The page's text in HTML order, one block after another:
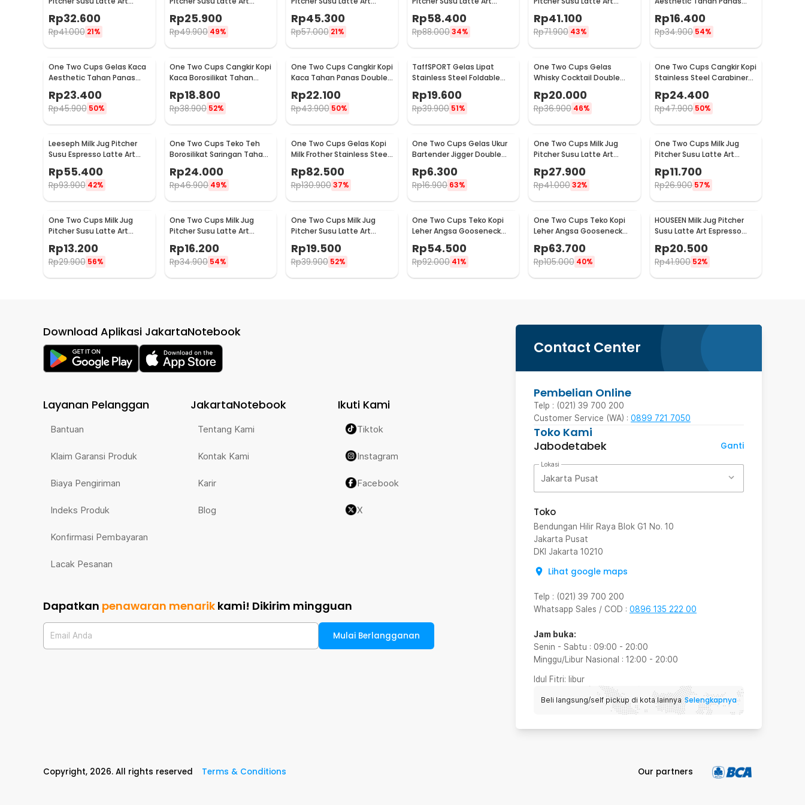
Espresso Stainless Steel
350ml - J068
Rp32.600
Rp41.000 21%
150ml - J068
Rp25.900
Rp49.900 49%
Espresso Stainless Steel
600ml - J068
Rp45.300
Rp57.000 21%
Espresso Stainless Steel
900ml - J068
Rp58.400
Rp88.00034%
350ml - 10084
Rp41.100
Rp71.900 43%
Double Wall Glass 250ml -
PLY1704
Rp16.400
Rp34.900 54%
One Two Cups Gelas Kaca
Aesthetic Tahan Panas
Double Wall Glass 433ml -
PLY1704
Rp23.400
Rp45.900 50%
One Two Cups Cangkir Kopi
Kaca Borosilikat Tahan
Panas Double Wall Cup
160ml
Rp18.800
Rp38.900 52%
One Two Cups Cangkir Kopi
Kaca Tahan Panas Double
Rp22.100
Rp43.900 50%
TaffSPORT Gelas Lipat
Stainless Steel Foldable
Cup Carabiner 240ml -
F180
Rp19.600
Rp39.900 51%
One Two Cups Gelas
Whisky Cocktail Double
- SG-02
Rp20.000
Rp36.900 46%
One Two Cups Cangkir Kopi
Stainless Steel Carabiner
Rp24.400
Rp47.900 50%
Leeseph Milk Jug Pitcher
Susu Espresso Latte Art
2016
Rp55.400
Rp93.900 42%
One Two Cups Teko Teh
Borosilikat Saringan Tahan
757
Rp24.000
Rp46.900 49%
One Two Cups Gelas Kopi
Milk Frother Stainless Steel
400ml - WZ0011
Rp82.500
Rp130.900 37%
One Two Cups Gelas Ukur
Bartender Jigger Double
Shot 15ml and 30ml - LE2
Rp6.300
Rp16.900 63%
One Two Cups Milk Jug
Pitcher Susu Latte Art
200ml - J068
Rp27.900
Rp41.000 32%
One Two Cups Milk Jug
Pitcher Susu Latte Art
1oz - S06HG
Rp11.700
Rp26.900 57%
One Two Cups Milk Jug
Pitcher Susu Latte Art
Espresso Stainless Steel
1.5oz - S06HG
Rp13.200
Rp29.900 56%
One Two Cups Milk Jug
Pitcher Susu Latte Art
Espresso Stainless Steel
3oz - S06HG
Rp16.200
Rp34.900 54%
One Two Cups Milk Jug
Pitcher Susu Latte Art
5oz - S06HG
Rp19.500
Rp39.900 52%
One Two Cups Teko Kopi
Leher Angsa Gooseneck
- AA049
Rp54.500
Rp92.000 41%
One Two Cups Teko Kopi
Leher Angsa Gooseneck
Pour Over Drip Kettle 350ml
- AA049
Rp63.700
Rp105.000 40%
HOUSEEN Milk Jug Pitcher
Susu Latte Art Espresso
DL060
Rp20.500
Rp41.900 52%
Contact Center
Pembelian Online
Telp : (021) 39 700 200
Customer Service (WA) : 0899 721 7050
Toko Kami
Jabodetabek
Ganti
Lokasi
Jakarta Pusat
Toko
Bendungan Hilir Raya Blok G1 No. 10
Jakarta Pusat
DKI Jakarta 10210
Lihat google maps
Telp : (021) 39 700 200
Whatsapp Sales / COD : 0896 135 222 00
Jam buka:
Senin - Sabtu : 09:00 - 20:00
Minggu/Libur Nasional : 12:00 - 20:00
Idul Fitri: libur
Beli langsung/self pickup di kota lainnya Selengkapnya
Download Aplikasi JakartaNotebook
Layanan Pelanggan
Bantuan
Klaim Garansi Produk
Biaya Pengiriman
Indeks Produk
Konfirmasi Pembayaran
Lacak Pesanan
JakartaNotebook
Tentang Kami
Kontak Kami
Karir
Blog
Ikuti Kami
Tiktok
Instagram
Facebook
X
Dapatkan penawaran menarik kami! Dikirim mingguan
Email Anda Mulai Berlangganan
Copyright, 2026. All rights reserved Terms & Conditions Our partners